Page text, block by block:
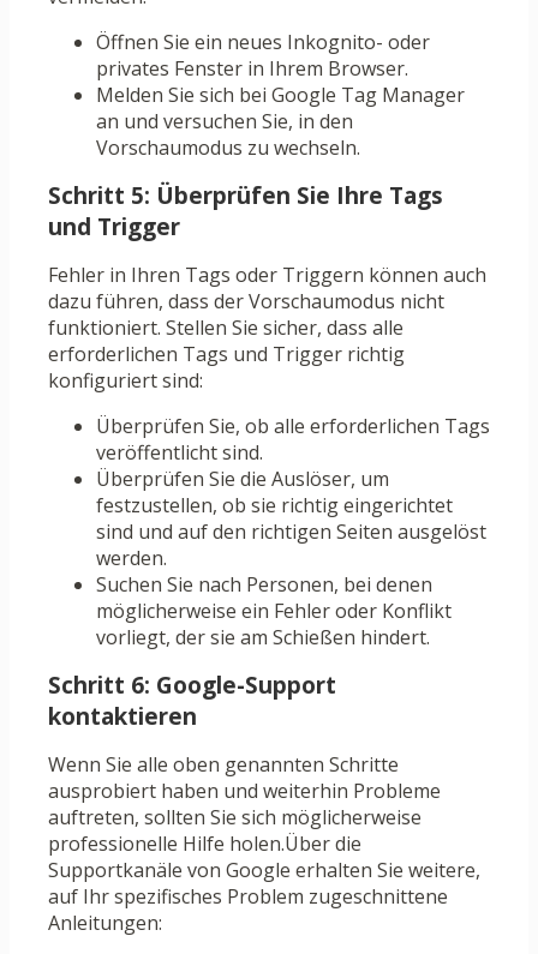
Öffnen Sie ein neues Inkognito- oder
privates Fenster in Ihrem Browser.
Melden Sie sich bei Google Tag Manager
an und versuchen Sie, in den
Vorschaumodus zu wechseln.
Schritt 5: Überprüfen Sie Ihre Tags
und Trigger
Fehler in Ihren Tags oder Triggern können auch
dazu führen, dass der Vorschaumodus nicht
funktioniert. Stellen Sie sicher, dass alle
erforderlichen Tags und Trigger richtig
konfiguriert sind:
Überprüfen Sie, ob alle erforderlichen Tags
veröffentlicht sind.
Überprüfen Sie die Auslöser, um
festzustellen, ob sie richtig eingerichtet
sind und auf den richtigen Seiten ausgelöst
werden.
Suchen Sie nach Personen, bei denen
möglicherweise ein Fehler oder Konflikt
vorliegt, der sie am Schießen hindert.
Schritt 6: Google-Support
kontaktieren
Wenn Sie alle oben genannten Schritte
ausprobiert haben und weiterhin Probleme
auftreten, sollten Sie sich möglicherweise
professionelle Hilfe holen.Über die
Supportkanäle von Google erhalten Sie weitere,
auf Ihr spezifisches Problem zugeschnittene
Anleitungen: